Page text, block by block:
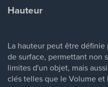
Hauteur
La hauteur peut être
de surface, permettant non
limites d'un objet, mais
clés telles que le Volume et